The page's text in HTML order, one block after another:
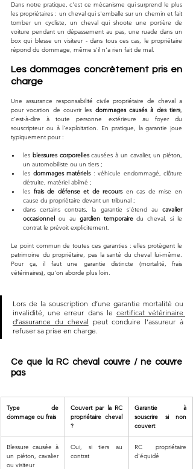
Dans notre pratique, c'est ce mécanisme qui surprend le plus
les propriétaires : un cheval qui s'emballe sur un chemin et fait
tomber un cycliste, un cheval qui shoote une portière de
voiture pendant un dépassement au pas, une ruade dans un
box qui blesse un visiteur - dans tous ces cas, le propriétaire
répond du dommage, même s'il n'a rien fait de mal.
Les dommages concrètement pris en
charge
Une assurance responsabilité civile propriétaire de cheval a
pour vocation de couvrir les dommages causés à des tiers,
c'est-à-dire à toute personne extérieure au foyer du
souscripteur ou à l'exploitation. En pratique, la garantie joue
typiquement pour :
les blessures corporelles causées à un cavalier, un piéton,
un automobiliste ou un tiers ;
les dommages matériels : véhicule endommagé, clôture
détruite, matériel abîmé ;
les frais de défense et de recours en cas de mise en
cause du propriétaire devant un tribunal ;
dans certains contrats, la garantie s'étend au cavalier
occasionnel ou au gardien temporaire du cheval, si le
contrat le prévoit explicitement.
Le point commun de toutes ces garanties : elles protègent le
patrimoine du propriétaire, pas la santé du cheval lui-même.
Pour ça, il faut une garantie distincte (mortalité, frais
vétérinaires), qu'on aborde plus loin.
Lors de la souscription d’une garantie mortalité ou
invalidité, une erreur dans le certificat vétérinaire
d’assurance du cheval peut conduire l’assureur à
refuser sa prise en charge.
Ce que la RC cheval couvre / ne couvre
pas
Type de
dommage ou frais
Couvert par la RC
propriétaire cheval
?
Garantie à
souscrire si non
couvert
Blessure causée à
un piéton, cavalier
ou visiteur
Oui, si tiers au
contrat
RC propriétaire
d’équidé